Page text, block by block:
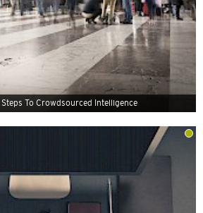
To Crowdsourced Intelligence